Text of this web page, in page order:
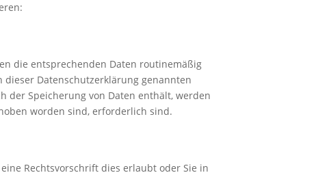
die entsprechenden Daten routinemäßig
Datenschutzerklärung genannten
der Speicherung von Daten enthält, werden
worden sind, erforderlich sind.
Rechtsvorschrift dies erlaubt oder Sie in